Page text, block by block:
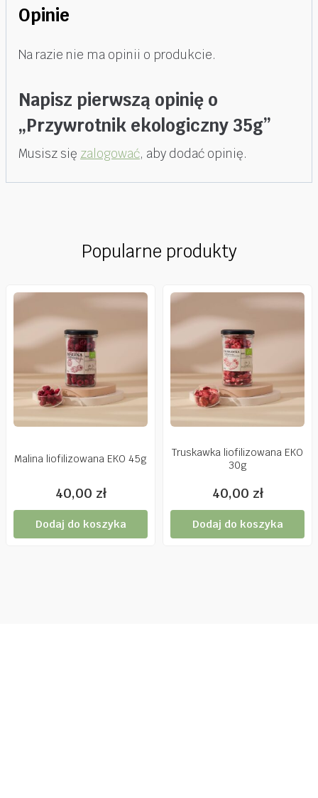
Opinie
Na razie nie ma opinii o produkcie.
Napisz pierwszą opinię o
„Przywrotnik ekologiczny 35g”
Musisz się zalogować, aby dodać opinię.
Popularne produkty
Malina liofilizowana EKO 45g
40,00 zł
Dodaj do koszyka
Truskawka liofilizowana EKO
30g
40,00 zł
Dodaj do koszyka